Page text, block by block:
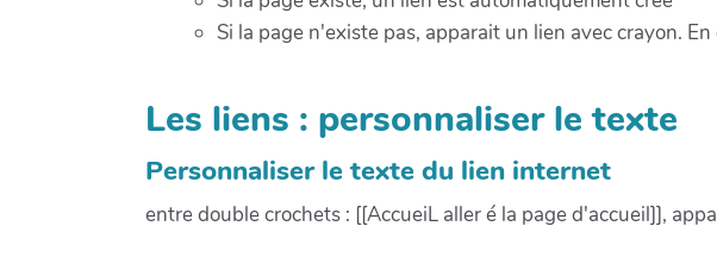
Si la page n'existe pas, apparait un lien avec crayon.
Les liens : personnaliser le texte
Personnaliser le texte du lien internet
entre double crochets : [[AccueiL aller é la page d'accueil]],